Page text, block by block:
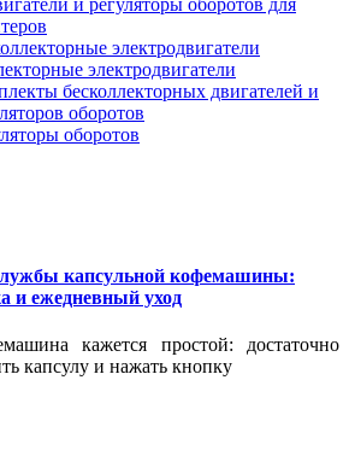
и регуляторы оборотов для
электродвигатели
электродвигатели
бесколлекторных двигателей и
оборотов
оборотов
капсульной кофемашины:
и ежедневный уход
кажется простой: достаточно
капсулу и нажать кнопку